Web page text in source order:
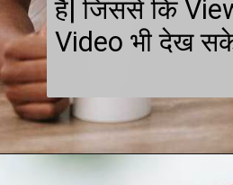
है| जिससे कि
Video भी देख